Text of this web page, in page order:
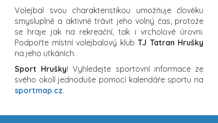
Volejbal svou charakteristikou umožňuje člověku
smysluplně a aktivně trávit jeho volný čas, protože
se hraje jak na rekreační, tak i vrcholové úrovni.
Podpořte místní volejbalový klub TJ Tatran Hrušky
na jeho utkáních.
Sport Hrušky! Vyhledejte sportovní informace ze
svého okolí jednoduše pomocí kalendáře sportu na
sportmap.cz.